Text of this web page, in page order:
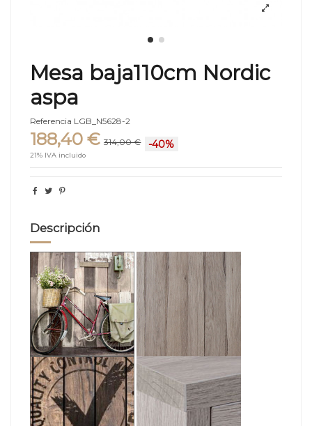
Mesa baja110cm Nordic
aspa
Referencia LGB_N5628-2
188,40 € 314,00 € -40%
21% IVA incluido
Descripción